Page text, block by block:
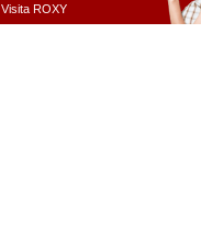
Visita ROXY